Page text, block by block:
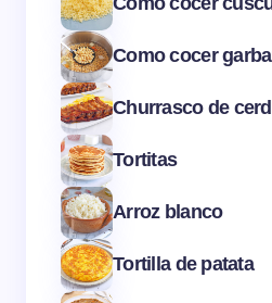
Como cocer
Churrasco de
Tortitas
Arroz blanco
Tortilla de patata